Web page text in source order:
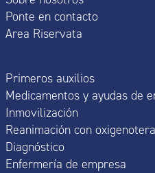
Ponte en contacto
Area Riservata
Primeros auxilios
Medicamentos y ayudas de
Inmovilización
Reanimación con
Diagnóstico
Enfermería de empresa